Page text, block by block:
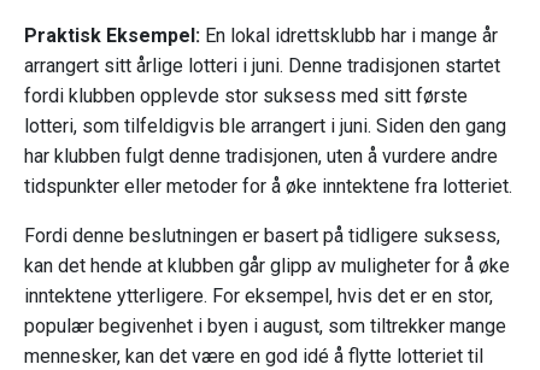
Praktisk Eksempel: En lokal idrettsklubb har i mange år
arrangert sitt årlige lotteri i juni. Denne tradisjonen startet
fordi klubben opplevde stor suksess med sitt første
lotteri, som tilfeldigvis ble arrangert i juni. Siden den gang
har klubben fulgt denne tradisjonen, uten å vurdere andre
tidspunkter eller metoder for å øke inntektene fra lotteriet.
Fordi denne beslutningen er basert på tidligere suksess,
kan det hende at klubben går glipp av muligheter for å øke
inntektene ytterligere. For eksempel, hvis det er en stor,
populær begivenhet i byen i august, som tiltrekker mange
mennesker, kan det være en god idé å flytte lotteriet til